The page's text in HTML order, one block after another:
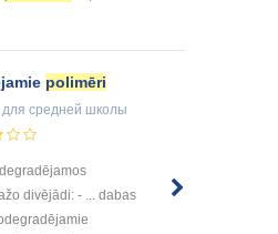
polimēri
для средней школы
divējādi: - ... dabas